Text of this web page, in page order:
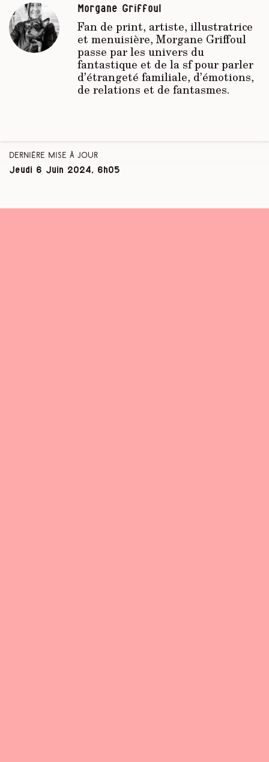
Morgane Griffoul
Fan de print, artiste, illustratrice
et menuisière, Morgane Griffoul
passe par les univers du
fantastique et de la sf pour parler
d’étrangeté familiale, d’émotions,
de relations et de fantasmes.
Dernière mise à jour
Jeudi 6 Juin 2024, 6h05